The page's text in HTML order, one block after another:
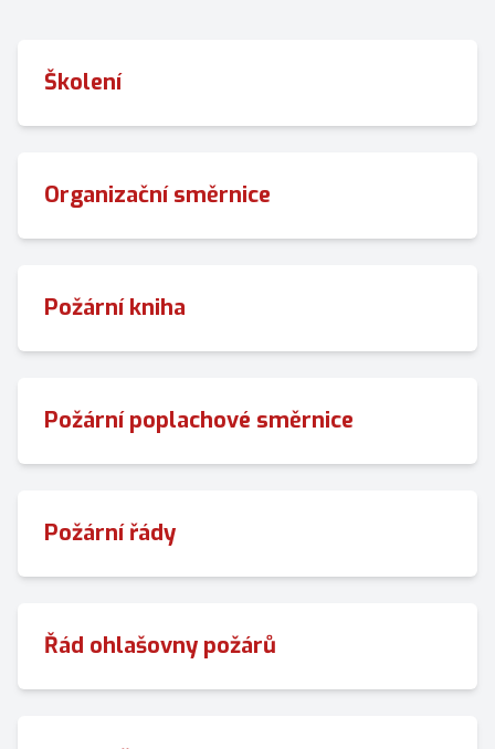
Školení
Organizační směrnice
Požární kniha
Požární poplachové směrnice
Požární řády
Řád ohlašovny požárů